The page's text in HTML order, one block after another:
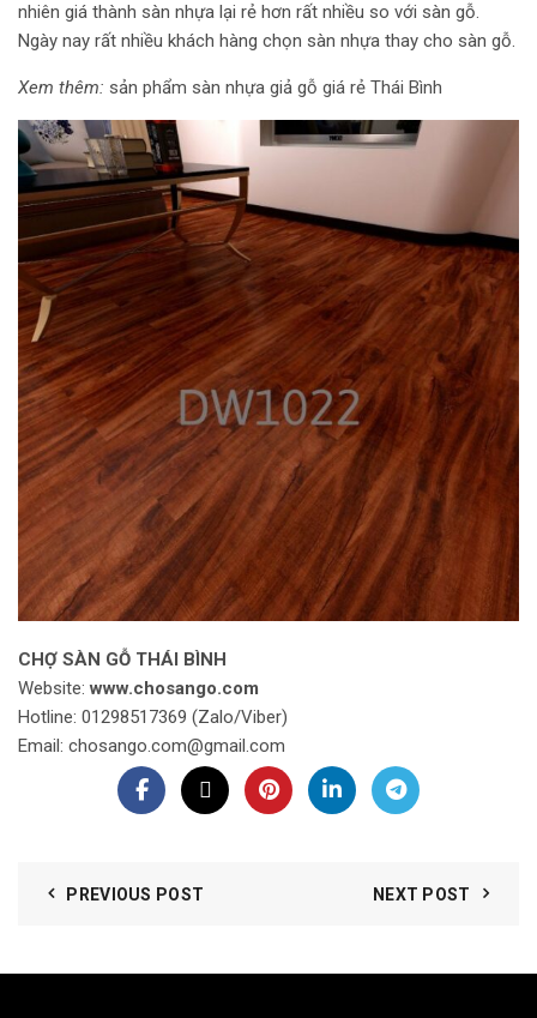
nhiên giá thành sàn nhựa lại rẻ hơn rất nhiều so với sàn gỗ.
Ngày nay rất nhiều khách hàng chọn sàn nhựa thay cho sàn gỗ.
Xem thêm: sản phẩm sàn nhựa giả gỗ giá rẻ Thái Bình
CHỢ SÀN GỖ THÁI BÌNH
Website: www.chosango.com
Hotline: 01298517369 (Zalo/Viber)
Email: chosango.com@gmail.com
PREVIOUS POST NEXT POST